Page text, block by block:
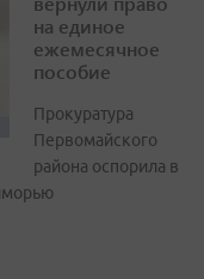
на единое
ежемесячное
пособие
Прокуратура
Первомайского
района оспорила в